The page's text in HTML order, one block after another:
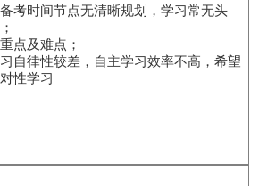
考时间节点无清晰规划，学习常无头
点及难点；
自律性较差，自主学习效率不高，希望
性学习